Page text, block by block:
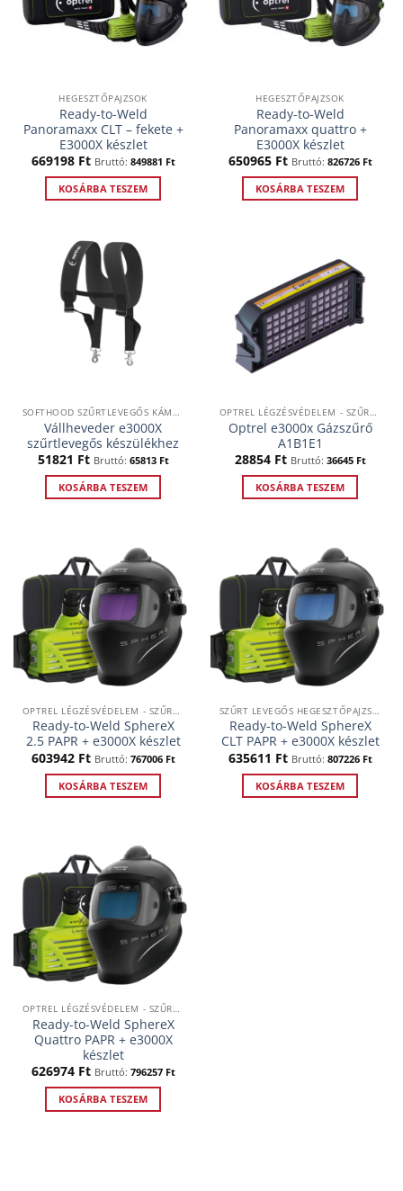
HEGESZTŐPAJZSOK
Ready-to-Weld
Panoramaxx CLT – fekete +
E3000X készlet
669198 Ft Bruttó: 849881 Ft
KOSÁRBA TESZEM
HEGESZTŐPAJZSOK
Ready-to-Weld
Panoramaxx quattro +
E3000X készlet
650965 Ft Bruttó: 826726 Ft
KOSÁRBA TESZEM
SOFTHOOD SZŰRTLEVEGŐS KÁMZSÁK
Vállheveder e3000X
szűrtlevegős készülékhez
51821 Ft Bruttó: 65813 Ft
KOSÁRBA TESZEM
OPTREL LÉGZÉSVÉDELEM - SZŰRTLEVEGŐS RENDSZEREK
Optrel e3000x Gázszűrő
A1B1E1
28854 Ft Bruttó: 36645 Ft
KOSÁRBA TESZEM
OPTREL LÉGZÉSVÉDELEM - SZŰRTLEVEGŐS RENDSZEREK
Ready-to-Weld SphereX
2.5 PAPR + e3000X készlet
603942 Ft Bruttó: 767006 Ft
KOSÁRBA TESZEM
SZŰRT LEVEGŐS HEGESZTŐPAJZSOK, KÉSZLETEK
Ready-to-Weld SphereX
CLT PAPR + e3000X készlet
635611 Ft Bruttó: 807226 Ft
KOSÁRBA TESZEM
OPTREL LÉGZÉSVÉDELEM - SZŰRTLEVEGŐS RENDSZEREK
Ready-to-Weld SphereX
Quattro PAPR + e3000X
készlet
626974 Ft Bruttó: 796257 Ft
KOSÁRBA TESZEM